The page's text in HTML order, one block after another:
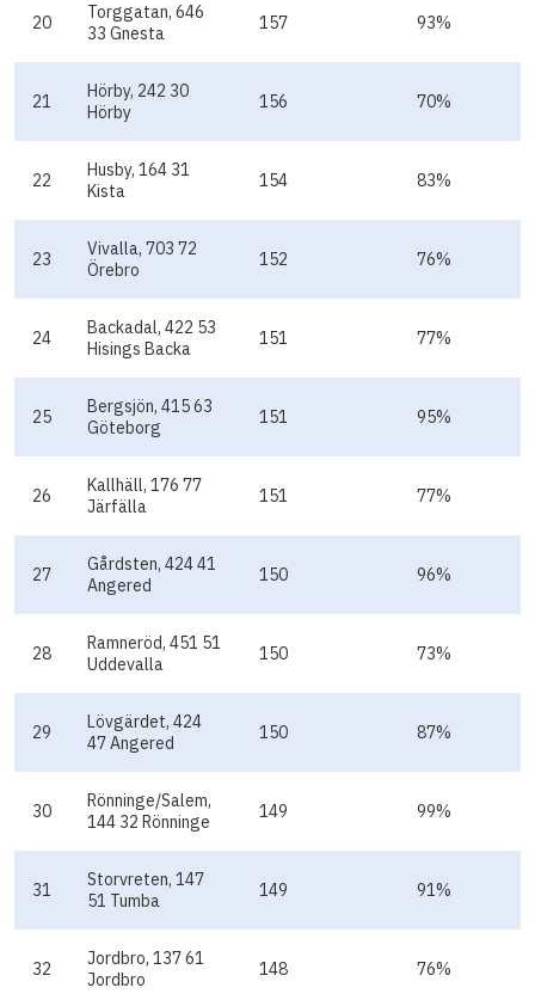
20
Torggatan, 646
33 Gnesta
157 93%
21
Hörby, 242 30
Hörby
156 70%
22
Husby, 164 31
Kista
154 83%
23
Vivalla, 703 72
Örebro
152 76%
24
Backadal, 422 53
Hisings Backa
151 77%
25
Bergsjön, 415 63
Göteborg
151 95%
26
Kallhäll, 176 77
Järfälla
151 77%
27
Gårdsten, 424 41
Angered
150 96%
28
Ramneröd, 451 51
Uddevalla
150 73%
29
Lövgärdet, 424
47 Angered
150 87%
30
Rönninge/Salem,
144 32 Rönninge
149 99%
31
Storvreten, 147
51 Tumba
149 91%
32
Jordbro, 137 61
Jordbro
148 76%